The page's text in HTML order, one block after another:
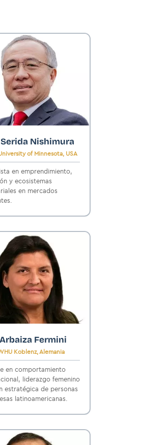
Nishimura
of Minnesota, USA
en emprendimiento,
y ecosistemas
en mercados
Fermini
Koblenz, Alemania
en comportamiento
liderazgo femenino
estratégica de personas
latinoamericanas.